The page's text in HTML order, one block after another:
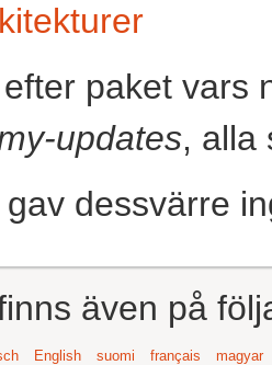
paket vars
updates, alla
dessvärre
även på
English suomi français
magyar